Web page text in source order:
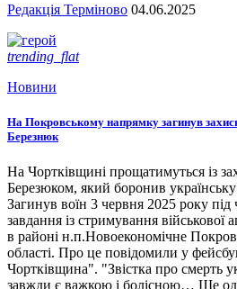
Редакція Терміново 04.06.2025
trending_flat
Новини
На Покровському напрямку загинув
Березнюк
На Чортківщині прощатимуться із
Березюком, який боронив
Загинув воїн 3 червня 2025 року
завдання із стримування військової
в районі н.п.Новоекономічне
області. Про це повідомили у
Чортківщина". "Звістка про смерть
завжди є важкою і болісною… Ще